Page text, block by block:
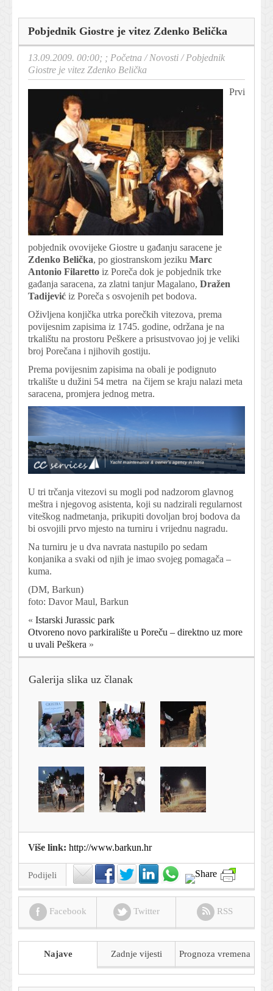
Pobjednik Giostre je vitez Zdenko Belička
13.09.2009. 00:00; ; Početna /Novosti /Pobjednik
Giostre je vitez Zdenko Belička
Prvi
pobjednik ovovijeke Giostre u gađanju saracene je
Zdenko Belička, po giostranskom jeziku Marc
Antonio Filaretto iz Poreča dok je pobjednik trke
gađanja saracena, za zlatni tanjur Magalano, Dražen
Tadijević iz Poreča s osvojenih pet bodova.
Oživljena konjička utrka porečkih vitezova, prema
povijesnim zapisima iz 1745. godine, održana je na
trkalištu na prostoru Peškere a prisustvovao joj je veliki
broj Porečana i njihovih gostiju.
Prema povijesnim zapisima na obali je podignuto
trkalište u dužini 54 metra na čijem se kraju nalazi meta
saracena, promjera jednog metra.
U tri trčanja vitezovi su mogli pod nadzorom glavnog
meštra i njegovog asistenta, koji su nadzirali regularnost
viteškog nadmetanja, prikupiti dovoljan broj bodova da
bi osvojili prvo mjesto na turniru i vrijednu nagradu.
Na turniru je u dva navrata nastupilo po sedam
konjanika a svaki od njih je imao svojeg pomagača –
kuma.
(DM, Barkun)
foto: Davor Maul, Barkun
« Istarski Jurassic park
Otvoreno novo parkiralište u Poreču – direktno uz more
u uvali Peškera »
Galerija slika uz članak
Više link: http://www.barkun.hr
Podijeli
Facebook Twitter RSS
Najave Zadnje vijesti Prognoza vremena